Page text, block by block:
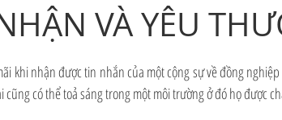
VÀ YÊU
khi nhận được tin nhắn của một cộng sự về đồng
cũng có thể toả sáng trong một môi trường ở đó họ được